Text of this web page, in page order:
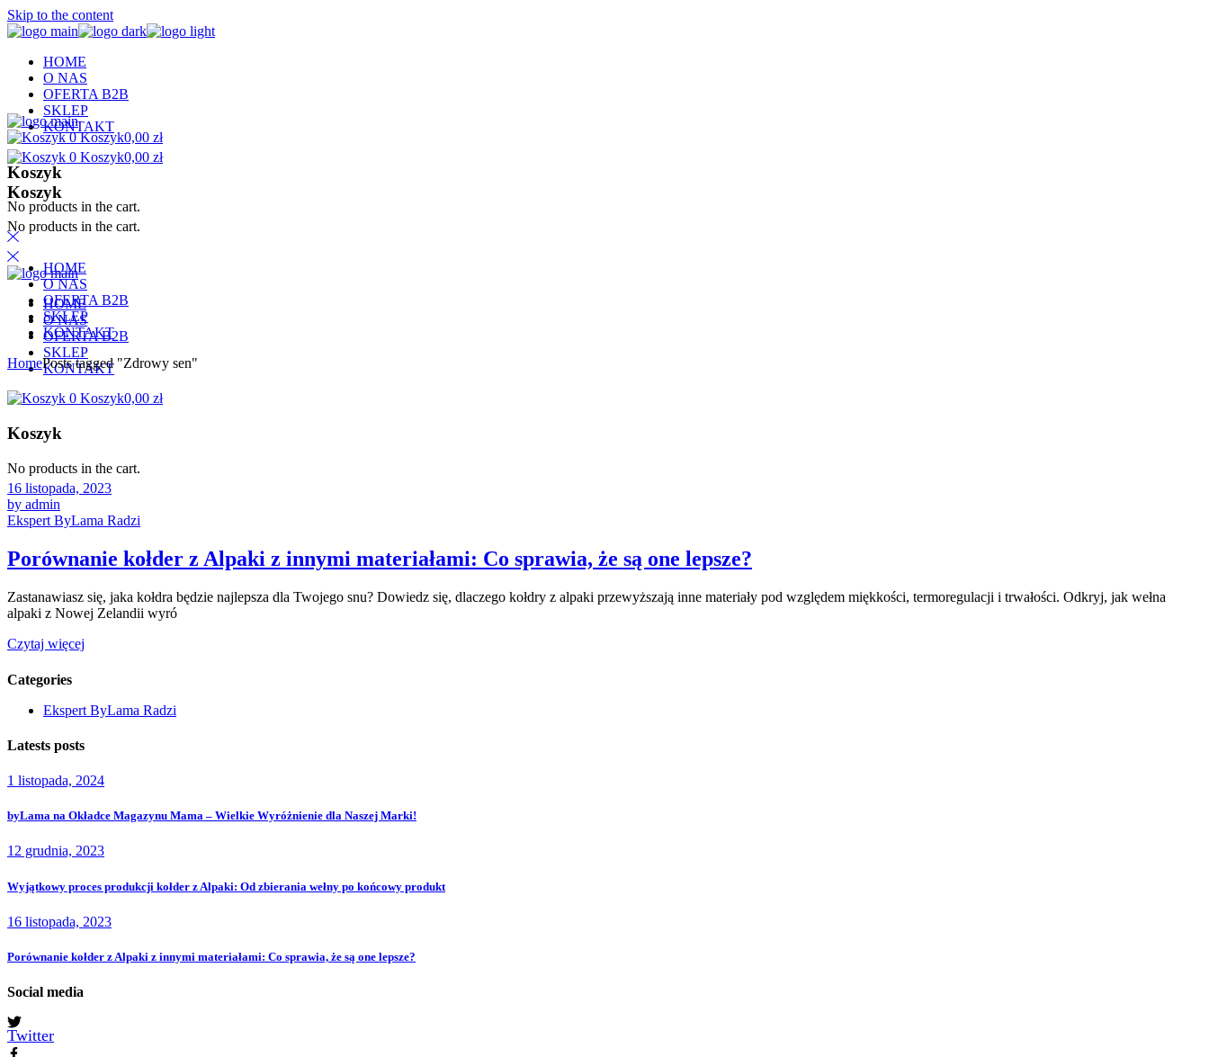
Skip to the content
HOME
O NAS
OFERTA B2B
SKLEP
KONTAKT
0 Koszyk0,00 zł
Koszyk
No products in the cart.
HOME
O NAS
OFERTA B2B
SKLEP
KONTAKT
0 Koszyk0,00 zł
Koszyk
No products in the cart.
0 Koszyk0,00 zł
Koszyk
No products in the cart.
HOME
O NAS
OFERTA B2B
SKLEP
KONTAKT
HomePosts tagged "Zdrowy sen"
16 listopada, 2023
by admin
Ekspert ByLama Radzi
Porównanie kołder z Alpaki z innymi materiałami: Co sprawia, że są one lepsze?
Zastanawiasz się, jaka kołdra będzie najlepsza dla Twojego snu? Dowiedz się, dlaczego kołdry z alpaki przewyższają inne materiały pod względem miękkości, termoregulacji i trwałości. Odkryj, jak wełna
alpaki z Nowej Zelandii wyró
Czytaj więcej
Categories
Ekspert ByLama Radzi
Latests posts
1 listopada, 2024
byLama na Okładce Magazynu Mama – Wielkie Wyróżnienie dla Naszej Marki!
12 grudnia, 2023
Wyjątkowy proces produkcji kołder z Alpaki: Od zbierania wełny po końcowy produkt
16 listopada, 2023
Porównanie kołder z Alpaki z innymi materiałami: Co sprawia, że są one lepsze?
Social media
Twitter